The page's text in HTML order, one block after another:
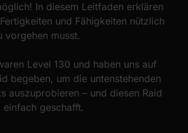
In diesem Leitfaden erklären
und Fähigkeiten nützlich
vorgehen musst.
Level 130 und haben uns auf
begeben, um die untenstehenden
auszuprobieren – und diesen Raid
geschafft.